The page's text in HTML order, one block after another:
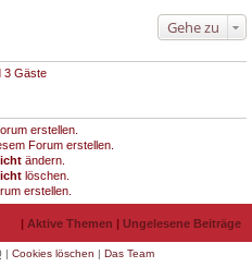
Gehe zu
3 Gäste
erstellen.
Forum erstellen.
ändern.
löschen.
erstellen.
| Aktive Themen | Ungelesene Beiträge
| Cookies löschen | Das Team